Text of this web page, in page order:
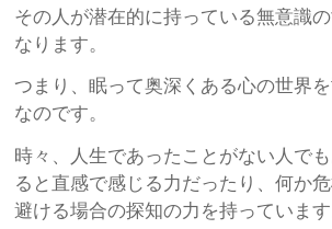
その人が潜在的に持っている無意識
なります。
つまり、眠って奥深くある心の世界
なのです。
時々、人生であったことがない人で
ると直感で感じる力だったり、何か
避ける場合の探知の力を持っています